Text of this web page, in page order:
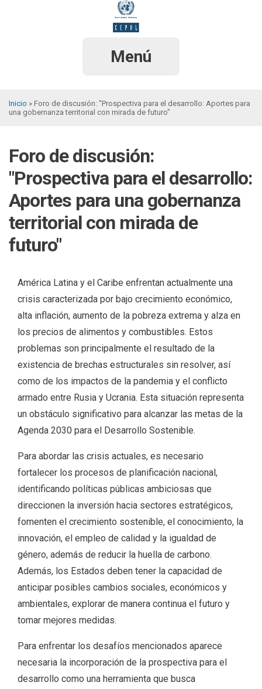
Menú
Sobrescribir
de
ayuda
a
la
navegación
Inicio
Foro de discusión: "Prospectiva para el desarrollo: Aportes para
una gobernanza territorial con mirada de futuro"
Foro de discusión:
"Prospectiva para el desarrollo:
Aportes para una gobernanza
territorial con mirada de
futuro"
América Latina y el Caribe enfrentan actualmente una
crisis caracterizada por bajo crecimiento económico,
alta inflación, aumento de la pobreza extrema y alza en
los precios de alimentos y combustibles. Estos
problemas son principalmente el resultado de la
existencia de brechas estructurales sin resolver, así
como de los impactos de la pandemia y el conflicto
armado entre Rusia y Ucrania. Esta situación representa
un obstáculo significativo para alcanzar las metas de la
Agenda 2030 para el Desarrollo Sostenible.
Para abordar las crisis actuales, es necesario
fortalecer los procesos de planificación nacional,
identificando políticas públicas ambiciosas que
direccionen la inversión hacia sectores estratégicos,
fomenten el crecimiento sostenible, el conocimiento, la
innovación, el empleo de calidad y la igualdad de
género, además de reducir la huella de carbono.
Además, los Estados deben tener la capacidad de
anticipar posibles cambios sociales, económicos y
ambientales, explorar de manera continua el futuro y
tomar mejores medidas.
Para enfrentar los desafíos mencionados aparece
necesaria la incorporación de la prospectiva para el
desarrollo como una herramienta que busca